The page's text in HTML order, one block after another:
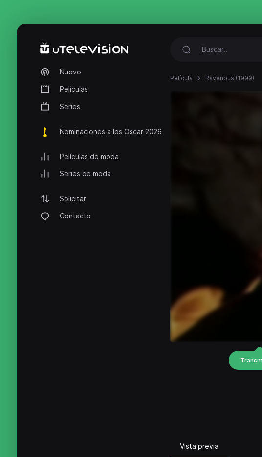
Nuevo
Películas
Series
Nominaciones a los Oscar 2026
Películas de moda
Series de moda
Solicitar
Contacto
Película Ravenous (1999)
Vista previa